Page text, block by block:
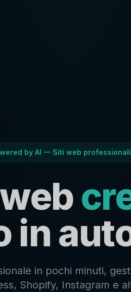
by AI — Siti web
in
in pochi minuti,
Shopify, Instagram e